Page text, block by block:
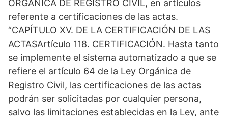
ORGÁNICA DE REGISTRO CIVIL, en artículos
referente a certificaciones de las actas.
“CAPÍTULO XV. DE LA CERTIFICACIÓN DE LAS
ACTASArtículo 118. CERTIFICACIÓN. Hasta tanto
se implemente el sistema automatizado a que se
refiere el artículo 64 de la Ley Orgánica de
Registro Civil, las certificaciones de las actas
podrán ser solicitadas por cualquier persona,
salvo las limitaciones establecidas en la Ley, ante